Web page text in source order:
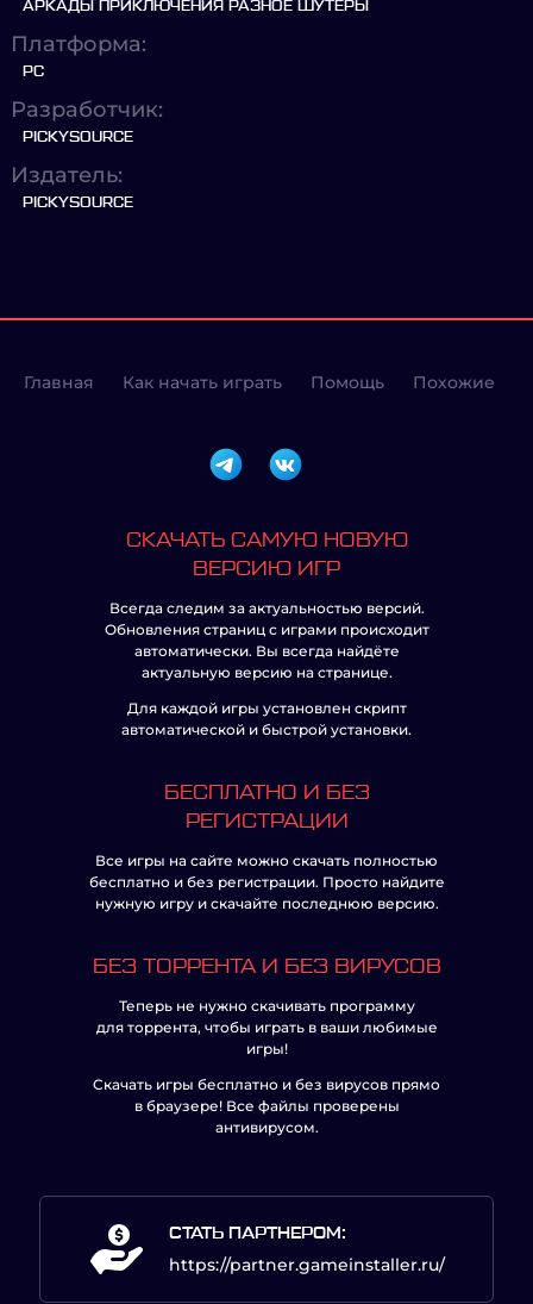
АРКАДЫ ПРИКЛЮЧЕНИЯ РАЗНОЕ ШУТЕРЫ
Платформа:
PC
Разработчик:
PICKYSOURCE
Издатель:
PICKYSOURCE
Главная Как начать играть Помощь Похожие
СКАЧАТЬ САМУЮ НОВУЮ
ВЕРСИЮ ИГР
Всегда следим за актуальностью версий.
Обновления страниц с играми происходит
автоматически. Вы всегда найдёте
актуальную версию на странице.
Для каждой игры установлен скрипт
автоматической и быстрой установки.
БЕСПЛАТНО И БЕЗ
РЕГИСТРАЦИИ
Все игры на сайте можно скачать полностью
бесплатно и без регистрации. Просто найдите
нужную игру и скачайте последнюю версию.
БЕЗ ТОРРЕНТА И БЕЗ ВИРУСОВ
Теперь не нужно скачивать программу
для торрента, чтобы играть в ваши любимые
игры!
Скачать игры бесплатно и без вирусов прямо
в браузере! Все файлы проверены
антивирусом.
СТАТЬ ПАРТНЕРОМ:
https://partner.gameinstaller.ru/